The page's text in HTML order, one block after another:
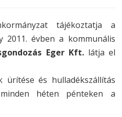
tájékoztatja a
2011. évben a kommunális
Eger Kft.látja el
ürítése és hulladékszállítás
héten pénteken a